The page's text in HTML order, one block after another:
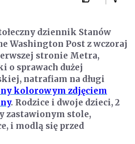
dziennik Stanów
Washington Post z wczoraj
stronie Metra,
o sprawach dużej
natrafiam na długi
kolorowym zdjęciem
. Rodzice i dwoje dzieci, 2
zastawionym stole,
i modlą się przed